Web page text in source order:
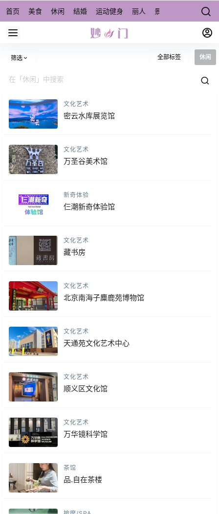
首页 美食 休闲 结婚 运动健身 丽人 景点/周边游 宠物
筛选 全部标签 休闲
文化艺术
密云水库展览馆
文化艺术
万圣谷美术馆
新奇体验
仨潮新奇体验馆
文化艺术
藏书房
文化艺术
北京南海子麋鹿苑博物馆
文化艺术
天通苑文化艺术中心
文化艺术
顺义区文化馆
文化艺术
万华镜科学馆
茶馆
品.自在茶楼